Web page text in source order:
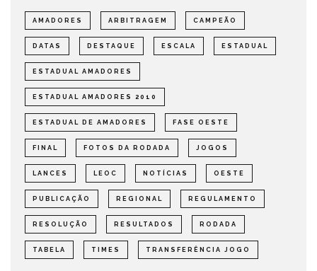
AMADORES ARBITRAGEM CAMPEÃO
DATAS DESTAQUE ESCALA ESTADUAL
ESTADUAL AMADORES
ESTADUAL AMADORES 2010
ESTADUAL DE AMADORES FASE OESTE
FINAL FOTOS DA RODADA JOGOS
LANCES LEOC NOTÍCIAS OESTE
PUBLICAÇÃO REGIONAL REGULAMENTO
RESOLUÇÃO RESULTADOS RODADA
TABELA TIMES TRANSFERÊNCIA JOGO